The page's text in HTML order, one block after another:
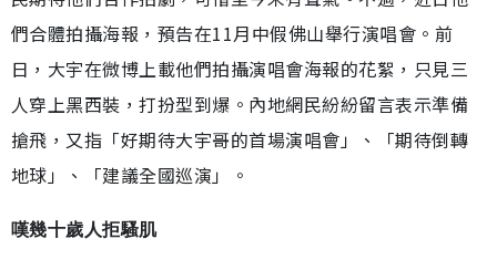
們合體拍攝海報，預告在11月中假佛山舉行演唱會。前
日，大宇在微博上載他們拍攝演唱會海報的花絮，只見三
人穿上黑西裝，打扮型到爆。內地網民紛紛留言表示準備
搶飛，又指「好期待大宇哥的首場演唱會」、「期待倒轉
地球」、「建議全國巡演」。
嘆幾十歲人拒騷肌